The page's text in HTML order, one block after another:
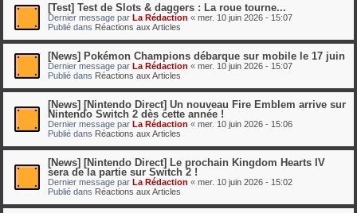
[Test] Test de Slots & daggers : La roue tourne...
Dernier message par La Rédaction « mer. 10 juin 2026 - 15:07
Publié dans Réactions aux Articles
[News] Pokémon Champions débarque sur mobile le 17 juin
Dernier message par La Rédaction « mer. 10 juin 2026 - 15:07
Publié dans Réactions aux Articles
[News] [Nintendo Direct] Un nouveau Fire Emblem arrive sur
Nintendo Switch 2 dès cette année !
Dernier message par La Rédaction « mer. 10 juin 2026 - 15:06
Publié dans Réactions aux Articles
[News] [Nintendo Direct] Le prochain Kingdom Hearts IV
sera de la partie sur Switch 2 !
Dernier message par La Rédaction « mer. 10 juin 2026 - 15:02
Publié dans Réactions aux Articles